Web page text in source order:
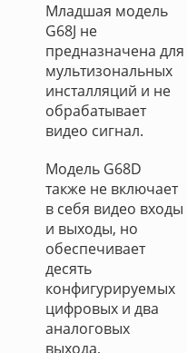
Младшая модель
G68J не
предназначена для
мультизональных
инсталляций и не
обрабатывает
видео сигнал.
Модель G68D
также не включает
в себя видео входы
и выходы, но
обеспечивает
десять
конфигурируемых
цифровых и два
аналоговых
выхода,